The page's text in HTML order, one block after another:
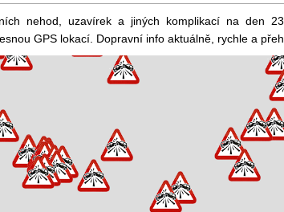
nehod, uzavírek a jiných komplikací na den
GPS lokací. Dopravní info aktuálně, rychle a